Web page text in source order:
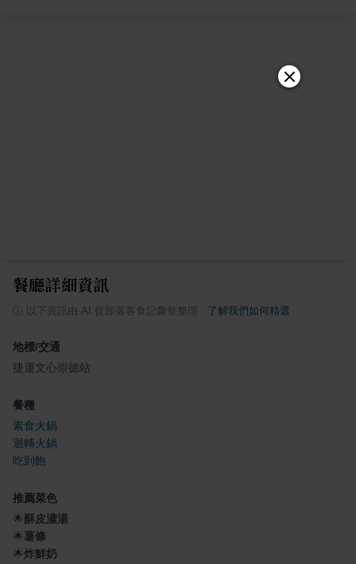
餐廳詳細資訊
以下資訊由 AI 從部落客食記彙整整理 了解我們如何精選
地標/交通
捷運文心崇德站
餐種
素食火鍋
迴轉火鍋
吃到飽
推薦菜色
🌟酥皮濃湯
🌟薯條
🌟炸鮮奶